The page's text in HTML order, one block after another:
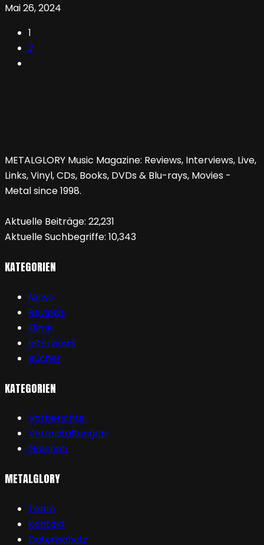
Mai 26, 2024
1
2
METALGLORY Music Magazine: Reviews, Interviews, Live,
Links, Vinyl, CDs, Books, DVDs & Blu-rays, Movies -
Metal since 1998.
Aktuelle Beiträge: 22,231
Aktuelle Suchbegriffe: 10,343
KATEGORIEN
News
Reviews
Filme
Interviews
Bücher
KATEGORIEN
Vorberichte
Veranstaltungen
Galerien
METALGLORY
Team
Kontakt
Datenschutz